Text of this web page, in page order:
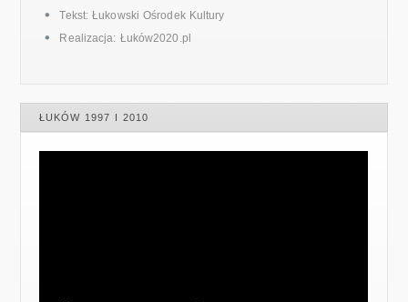
Tekst: Łukowski Ośrodek Kultury
Realizacja: Łuków2020.pl
ŁUKÓW 1997 I 2010